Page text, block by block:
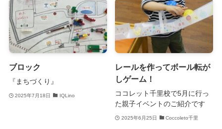
ブロック
『まちづくり』
2025年7月18日 IQLino
レールを作ってボール転が
しゲーム！
ココレット千里校で5月に行っ
た親子イベントのご紹介です
2025年6月25日 Coccoleto千里